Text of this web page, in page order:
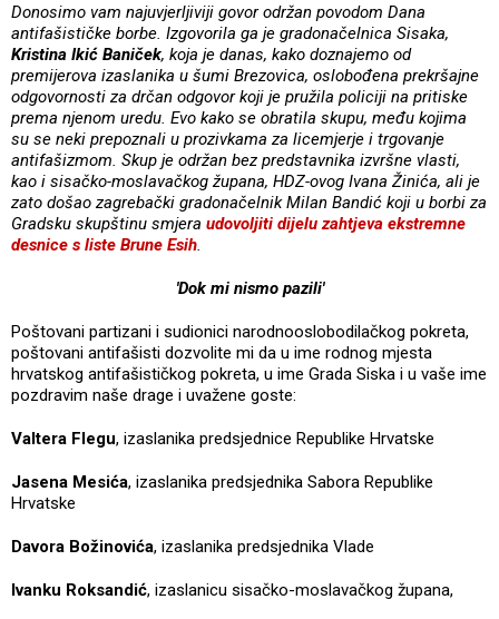
Donosimo vam najuvjerljiviji govor održan povodom Dana
antifašističke borbe. Izgovorila ga je gradonačelnica Sisaka,
Kristina Ikić Baniček, koja je danas, kako doznajemo od
premijerova izaslanika u šumi Brezovica, oslobođena prekršajne
odgovornosti za drčan odgovor koji je pružila policiji na pritiske
prema njenom uredu. Evo kako se obratila skupu, među kojima
su se neki prepoznali u prozivkama za licemjerje i trgovanje
antifašizmom. Skup je održan bez predstavnika izvršne vlasti,
kao i sisačko-moslavačkog župana, HDZ-ovog Ivana Žinića, ali je
zato došao zagrebački gradonačelnik Milan Bandić koji u borbi za
Gradsku skupštinu smjera udovoljiti dijelu zahtjeva ekstremne
desnice s liste Brune Esih.
'Dok mi nismo pazili'
Poštovani partizani i sudionici narodnooslobodilačkog pokreta,
poštovani antifašisti dozvolite mi da u ime rodnog mjesta
hrvatskog antifašističkog pokreta, u ime Grada Siska i u vaše ime
pozdravim naše drage i uvažene goste:
Valtera Flegu, izaslanika predsjednice Republike Hrvatske
Jasena Mesića, izaslanika predsjednika Sabora Republike
Hrvatske
Davora Božinovića, izaslanika predsjednika Vlade
Ivanku Roksandić, izaslanicu sisačko-moslavačkog župana,